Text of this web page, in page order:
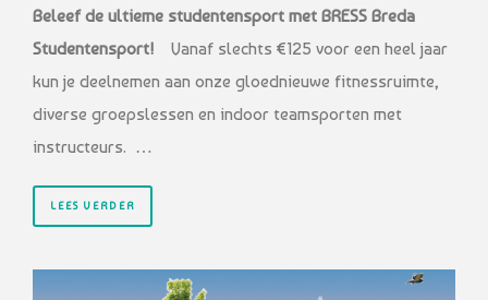
Beleef de ultieme studentensport met BRESS Breda
Studentensport!
Vanaf slechts €125 voor een heel jaar
kun je deelnemen aan onze gloednieuwe fitnessruimte,
diverse groepslessen en indoor teamsporten met
instructeurs. …
LEES VERDER